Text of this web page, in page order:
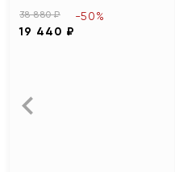
38 880 ₽
19 440 ₽
-50%